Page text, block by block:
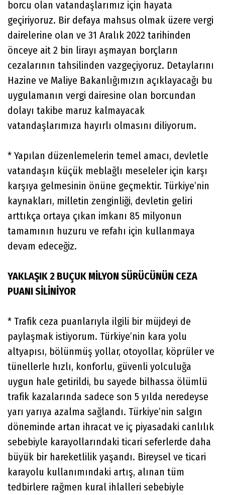
borcu olan vatandaşlarımız için hayata
geçiriyoruz. Bir defaya mahsus olmak üzere vergi
dairelerine olan ve 31 Aralık 2022 tarihinden
önceye ait 2 bin lirayı aşmayan borçların
cezalarının tahsilinden vazgeçiyoruz. Detaylarını
Hazine ve Maliye Bakanlığımızın açıklayacağı bu
uygulamanın vergi dairesine olan borcundan
dolayı takibe maruz kalmayacak
vatandaşlarımıza hayırlı olmasını diliyorum.
* Yapılan düzenlemelerin temel amacı, devletle
vatandaşın küçük meblağlı meseleler için karşı
karşıya gelmesinin önüne geçmektir. Türkiye’nin
kaynakları, milletin zenginliği, devletin geliri
arttıkça ortaya çıkan imkanı 85 milyonun
tamamının huzuru ve refahı için kullanmaya
devam edeceğiz.
YAKLAŞIK 2 BUÇUK MİLYON SÜRÜCÜNÜN CEZA
PUANI SİLİNİYOR
* Trafik ceza puanlarıyla ilgili bir müjdeyi de
paylaşmak istiyorum. Türkiye’nin kara yolu
altyapısı, bölünmüş yollar, otoyollar, köprüler ve
tünellerle hızlı, konforlu, güvenli yolculuğa
uygun hale getirildi, bu sayede bilhassa ölümlü
trafik kazalarında sadece son 5 yılda neredeyse
yarı yarıya azalma sağlandı. Türkiye’nin salgın
döneminde artan ihracat ve iç piyasadaki canlılık
sebebiyle karayollarındaki ticari seferlerde daha
büyük bir hareketlilik yaşandı. Bireysel ve ticari
karayolu kullanımındaki artış, alınan tüm
tedbirlere rağmen kural ihlalleri sebebiyle